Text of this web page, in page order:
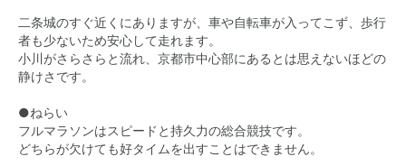
二条城のすぐ近くにありますが、車や自転車が入ってこず、歩行
者も少ないため安心して走れます。
小川がさらさらと流れ、京都市中心部にあるとは思えないほどの
静けさです。
●ねらい
フルマラソンはスピードと持久力の総合競技です。
どちらが欠けても好タイムを出すことはできません。